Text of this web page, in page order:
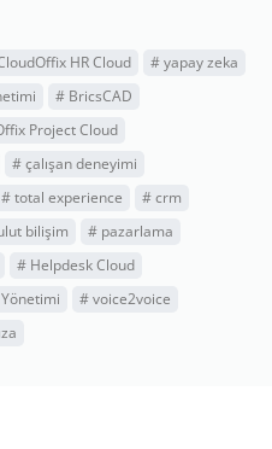
HR Cloud #yapay zeka
# BricsCAD
Project Cloud
#çalışan deneyimi
#total experience #crm
bilişim # pazarlama
# Helpdesk Cloud
#voice2voice